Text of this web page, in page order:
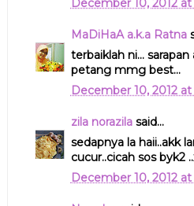
MaDiHaA a.k.a Ratna
terbaiklah ni...
petang mmg best...
December 10, 2012 at
zila norazilasaid...
sedapnya la haii..akk
cucur..cicah sos byk2
December 10, 2012 at